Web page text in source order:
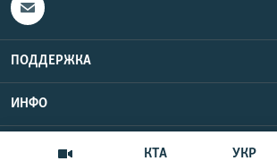
КТА УКР
ПОДДЕРЖКА
ИНФО
Copyright Крым.Реалии, 2026 |
UTC+3